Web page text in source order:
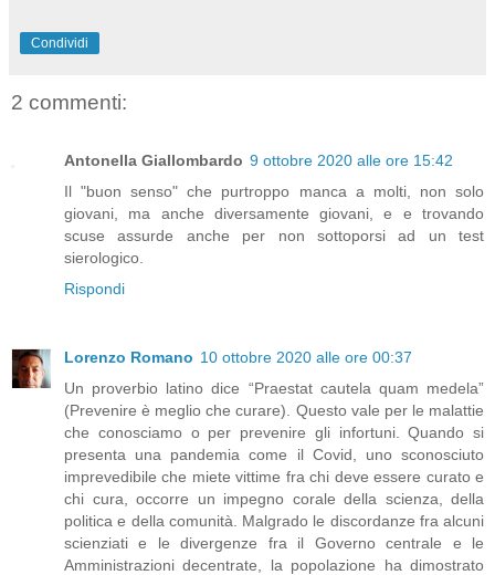
Condividi
2 commenti:
Antonella Giallombardo 9 ottobre 2020 alle ore 15:42
Il "buon senso" che purtroppo manca a molti, non solo
giovani, ma anche diversamente giovani, e e trovando
scuse assurde anche per non sottoporsi ad un test
sierologico.
Rispondi
Lorenzo Romano 10 ottobre 2020 alle ore 00:37
Un proverbio latino dice “Praestat cautela quam medela”
(Prevenire è meglio che curare). Questo vale per le malattie
che conosciamo o per prevenire gli infortuni. Quando si
presenta una pandemia come il Covid, uno sconosciuto
imprevedibile che miete vittime fra chi deve essere curato e
chi cura, occorre un impegno corale della scienza, della
politica e della comunità. Malgrado le discordanze fra alcuni
scienziati e le divergenze fra il Governo centrale e le
Amministrazioni decentrate, la popolazione ha dimostrato